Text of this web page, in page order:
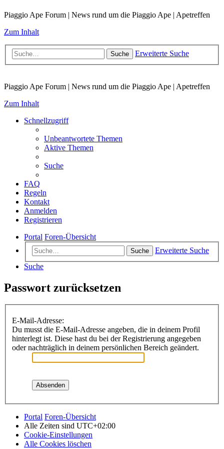
Piaggio Ape Forum | News rund um die Piaggio Ape | Apetreffen
Zum Inhalt
Suche Erweiterte Suche
Piaggio Ape Forum | News rund um die Piaggio Ape | Apetreffen
Zum Inhalt
Schnellzugriff
Unbeantwortete Themen
Aktive Themen
Suche
FAQ
Regeln
Kontakt
Anmelden
Registrieren
Portal Foren-Übersicht
Suche
Erweiterte Suche
Suche
Passwort zurücksetzen
E-Mail-Adresse:
Du musst die E-Mail-Adresse angeben, die in deinem Profil
hinterlegt ist. Diese hast du bei der Registrierung angegeben
oder nachträglich in deinem persönlichen Bereich geändert.
Portal Foren-Übersicht
Alle Zeiten sind UTC+02:00
Cookie-Einstellungen
Alle Cookies löschen